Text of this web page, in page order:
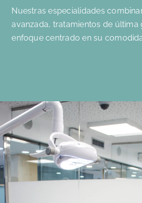
Nuestras especialidades
avanzada, tratamientos de última
enfoque centrado en su